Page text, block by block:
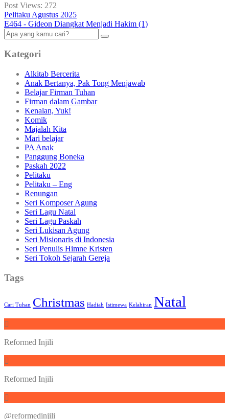
Post Views: 272
Pelitaku Agustus 2025
E464 - Gideon Diangkat Menjadi Hakim (1)
Kategori
Alkitab Bercerita
Anak Bertanya, Pak Tong Menjawab
Belajar Firman Tuhan
Firman dalam Gambar
Kenalan, Yuk!
Komik
Majalah Kita
Mari belajar
PA Anak
Panggung Boneka
Paskah 2022
Pelitaku
Pelitaku – Eng
Renungan
Seri Komposer Agung
Seri Lagu Natal
Seri Lagu Paskah
Seri Lukisan Agung
Seri Misionaris di Indonesia
Seri Penulis Himne Kristen
Seri Tokoh Sejarah Gereja
Tags
Cari Tuhan Christmas Hadiah Istimewa Kelahiran Natal
Reformed Injili
Reformed Injili
@reformedinjili